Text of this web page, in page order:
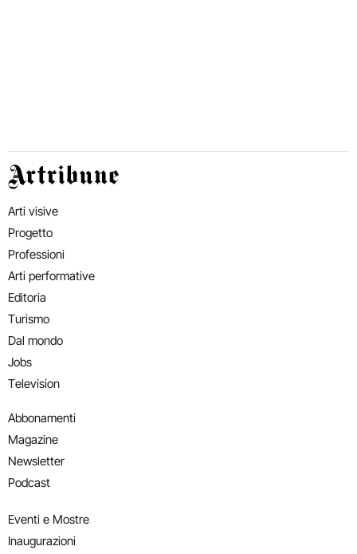
Artribune
Arti visive
Progetto
Professioni
Arti performative
Editoria
Turismo
Dal mondo
Jobs
Television
Abbonamenti
Magazine
Newsletter
Podcast
Eventi e Mostre
Inaugurazioni